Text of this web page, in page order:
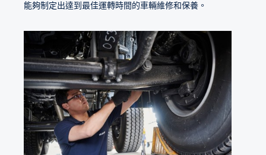
能夠制定出達到最佳運轉時間的車輛維修和保養。